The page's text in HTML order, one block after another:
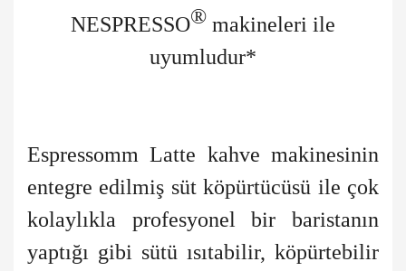
NESPRESSO® makineleri ile
uyumludur*
Espressomm Latte kahve makinesinin
entegre edilmiş süt köpürtücüsü ile çok
kolaylıkla profesyonel bir baristanın
yaptığı gibi sütü ısıtabilir, köpürtebilir